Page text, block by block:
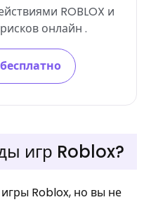
ROBLOX и
онлайн .
игр Roblox?
игры Roblox, но вы не